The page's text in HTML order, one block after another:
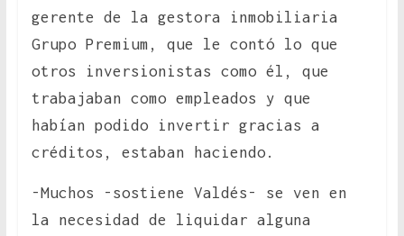
gerente de la gestora inmobiliaria
Grupo Premium, que le contó lo que
otros inversionistas como él, que
trabajaban como empleados y que
habían podido invertir gracias a
créditos, estaban haciendo.
-Muchos -sostiene Valdés- se ven en
la necesidad de liquidar alguna